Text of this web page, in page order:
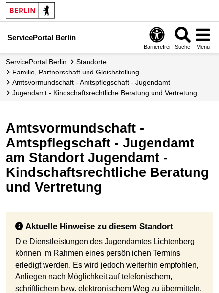
ServicePortal Berlin
Barrierefrei Suche Menü
ServicePortal Berlin
Standorte
Familie, Partnerschaft und Gleichstellung
Amtsvormundschaft - Amtspflegschaft - Jugendamt
Jugendamt - Kindschaftsrechtliche Beratung und Vertretung
Amtsvormundschaft -
Amtspflegschaft - Jugendamt
am Standort Jugendamt -
Kindschaftsrechtliche Beratung
und Vertretung
Aktuelle Hinweise zu diesem Standort
Die Dienstleistungen des Jugendamtes Lichtenberg
können im Rahmen eines persönlichen Termins
erledigt werden. Es wird jedoch weiterhin empfohlen,
Anliegen nach Möglichkeit auf telefonischem,
schriftlichem bzw. elektronischem Weg zu übermitteln.